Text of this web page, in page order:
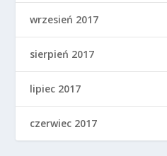
wrzesień 2017
sierpień 2017
lipiec 2017
czerwiec 2017